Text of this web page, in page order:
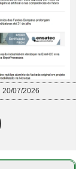
20/07/2026